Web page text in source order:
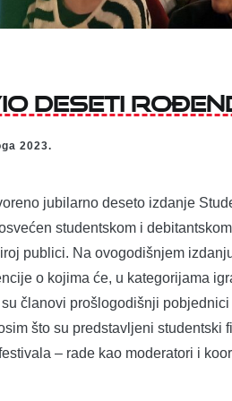
deseti
2023.
jubilarno deseto izdanje
studentskom i
publici. Na ovogodišnjem
o kojima će, u kategorijama
članovi prošlogodišnji
što su predstavljeni studentski
– rade kao moderatori i